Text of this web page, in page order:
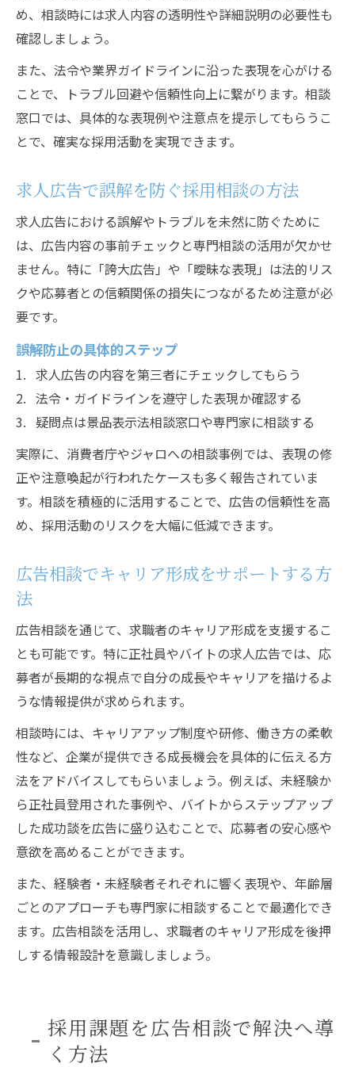
め、相談時には求人内容の透明性や詳細説明の必要性も
確認しましょう。
また、法令や業界ガイドラインに沿った表現を心がける
ことで、トラブル回避や信頼性向上に繋がります。相談
窓口では、具体的な表現例や注意点を提示してもらうこ
とで、確実な採用活動を実現できます。
求人広告で誤解を防ぐ採用相談の方法
求人広告における誤解やトラブルを未然に防ぐために
は、広告内容の事前チェックと専門相談の活用が欠かせ
ません。特に「誇大広告」や「曖昧な表現」は法的リス
クや応募者との信頼関係の損失につながるため注意が必
要です。
誤解防止の具体的ステップ
求人広告の内容を第三者にチェックしてもらう
法令・ガイドラインを遵守した表現か確認する
疑問点は景品表示法相談窓口や専門家に相談する
実際に、消費者庁やジャロへの相談事例では、表現の修
正や注意喚起が行われたケースも多く報告されていま
す。相談を積極的に活用することで、広告の信頼性を高
め、採用活動のリスクを大幅に低減できます。
広告相談でキャリア形成をサポートする方
法
広告相談を通じて、求職者のキャリア形成を支援するこ
とも可能です。特に正社員やバイトの求人広告では、応
募者が長期的な視点で自分の成長やキャリアを描けるよ
うな情報提供が求められます。
相談時には、キャリアアップ制度や研修、働き方の柔軟
性など、企業が提供できる成長機会を具体的に伝える方
法をアドバイスしてもらいましょう。例えば、未経験か
ら正社員登用された事例や、バイトからステップアップ
した成功談を広告に盛り込むことで、応募者の安心感や
意欲を高めることができます。
また、経験者・未経験者それぞれに響く表現や、年齢層
ごとのアプローチも専門家に相談することで最適化でき
ます。広告相談を活用し、求職者のキャリア形成を後押
しする情報設計を意識しましょう。
採用課題を広告相談で解決へ導
く方法